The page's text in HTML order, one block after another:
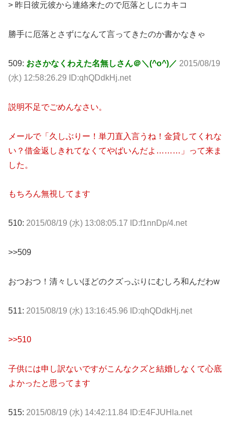
> 昨日彼元彼から連絡来たので厄落としにカキコ
勝手に厄落とさずになんて言ってきたのか書かなきゃ
509: おさかなくわえた名無しさん＠＼(^o^)／ 2015/08/19
(水) 12:58:26.29 ID:qhQDdkHj.net
説明不足でごめんなさい。
メールで「久しぶりー！単刀直入言うね！金貸してくれな
い？借金返しきれてなくてやばいんだよ………」って来ま
した。
もちろん無視してます
510: 2015/08/19 (水) 13:08:05.17 ID:f1nnDp/4.net
>>509
おつおつ！清々しいほどのクズっぷりにむしろ和んだわw
511: 2015/08/19 (水) 13:16:45.96 ID:qhQDdkHj.net
>>510
子供には申し訳ないですがこんなクズと結婚しなくて心底
よかったと思ってます
515: 2015/08/19 (水) 14:42:11.84 ID:E4FJUHla.net